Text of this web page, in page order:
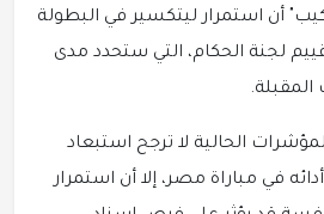
أن استمرار ليتكسير في البطولة
لجنة الحكام، التي ستحدد مدى
المقبلة.
الحالية لا ترجح استبعاد
في مباراة مصر، إلا أن استمرار